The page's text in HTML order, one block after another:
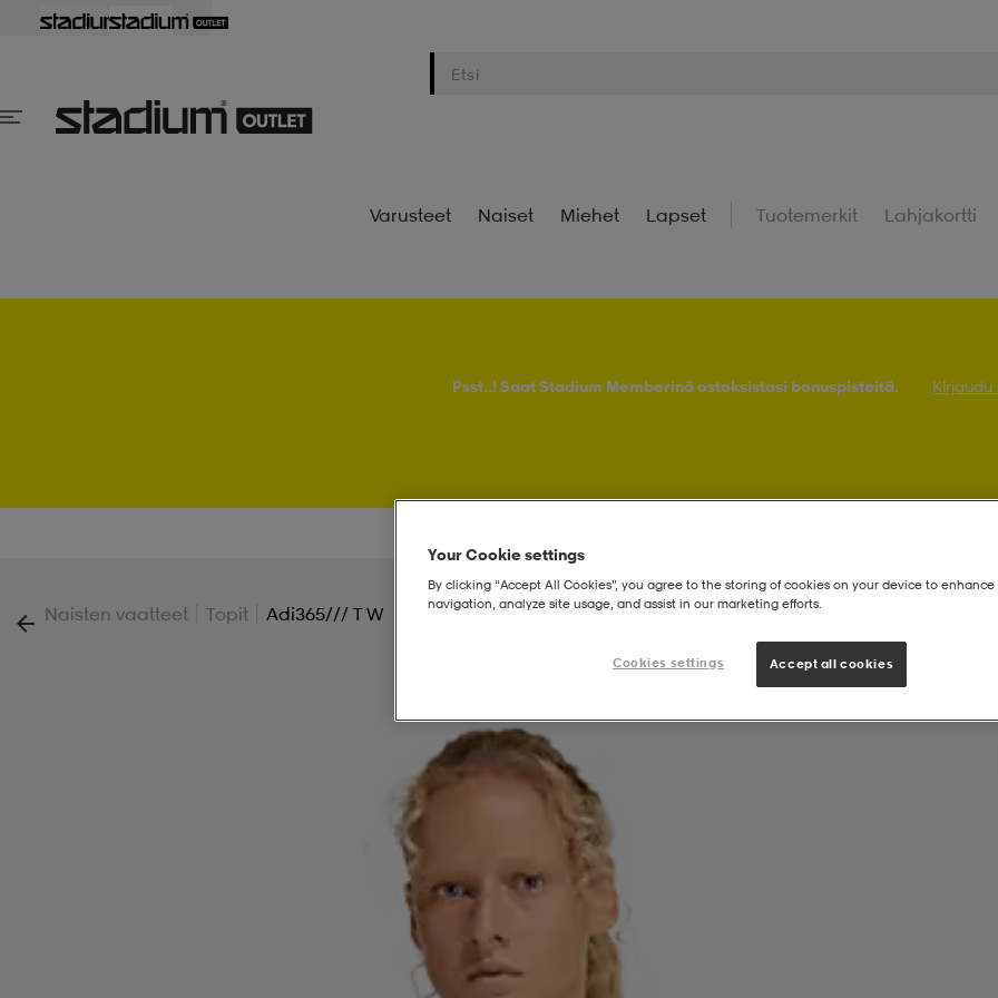
Varusteet Naiset Miehet Lapset Tuotemerkit Lahjakortti
Psst..! Saat Stadium Memberinä ostoksistasi bonuspisteitä. Kirjaudu
Naisten vaatteet Topit Adi365/// T W
Your Cookie settings
By clicking “Accept All Cookies”, you agree to the storing of cookies on your device to enhance
navigation, analyze site usage, and assist in our marketing efforts.
Cookies settings Accept all cookies